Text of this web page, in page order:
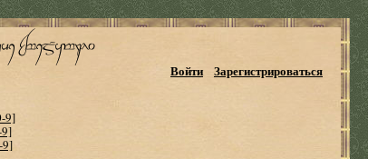
Войти Зарегистрироваться
9]
9]